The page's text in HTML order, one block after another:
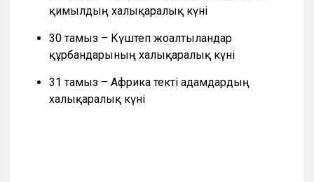
қимылдың халықаралық күні
30 тамыз – Күштеп жоғалтылғандар
құрбандарының халықаралық күні
31 тамыз – Африка текті адамдардың
халықаралық күні